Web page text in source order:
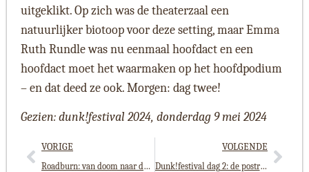
uitgeklikt. Op zich was de theaterzaal een
natuurlijker biotoop voor deze setting, maar Emma
Ruth Rundle was nu eenmaal hoofdact en een
hoofdact moet het waarmaken op het hoofdpodium
– en dat deed ze ook. Morgen: dag twee!
Gezien: dunk!festival 2024, donderdag 9 mei 2024
VORIGE
Roadburn: van doom naar dub, een droom van een festival
VOLGENDE
Dunk!festival dag 2: de postrockcanon